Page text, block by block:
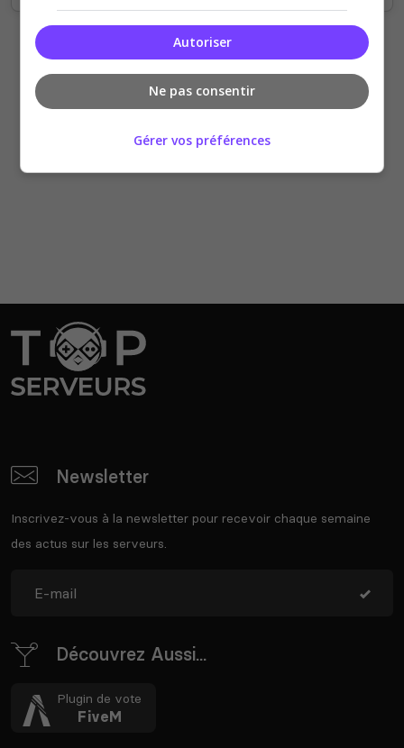
Newsletter
Inscrivez-vous à la newsletter pour recevoir chaque semaine
des actus sur les serveurs.
Découvrez Aussi...
Plugin de vote
FiveM
Autoriser
Ne pas consentir
Gérer vos préférences